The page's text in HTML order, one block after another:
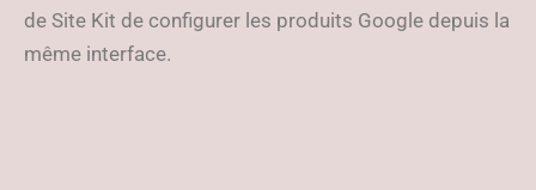
de Site Kit de configurer les produits Google depuis la
même interface.